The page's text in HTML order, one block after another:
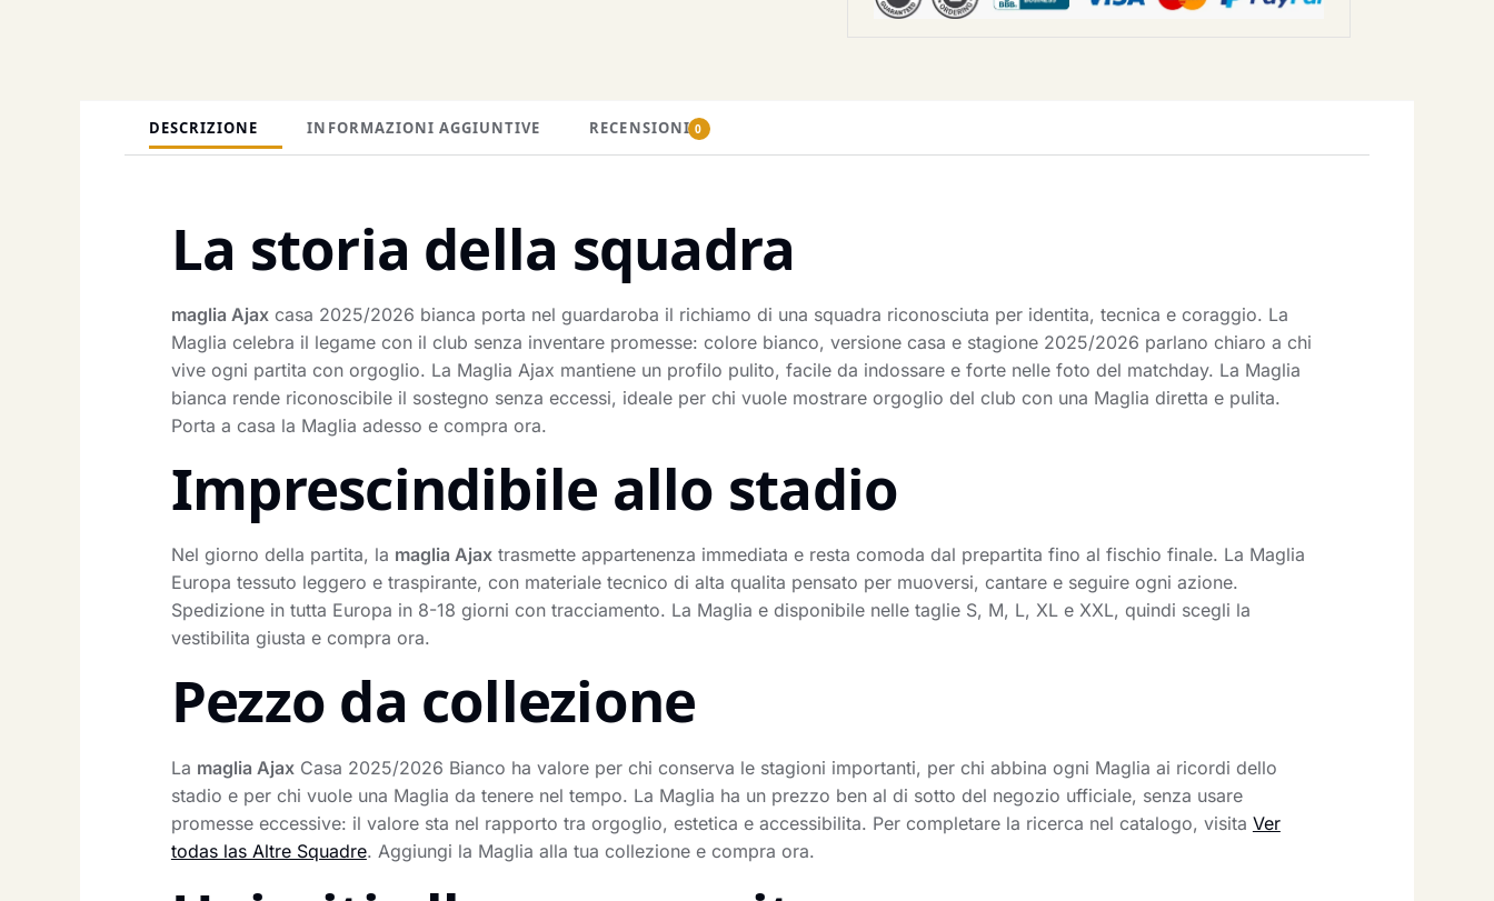
DESCRIZIONE INFORMAZIONI AGGIUNTIVE RECENSIONI 0
La storia della squadra
maglia Ajaxcasa 2025/2026 bianca porta nel guardaroba il richiamo di una squadra riconosciuta per identita, tecnica e coraggio. La
Maglia celebra il legame con il club senza inventare promesse: colore bianco, versione casa e stagione 2025/2026 parlano chiaro a chi
vive ogni partita con orgoglio. La Maglia Ajax mantiene un profilo pulito, facile da indossare e forte nelle foto del matchday. La Maglia
bianca rende riconoscibile il sostegno senza eccessi, ideale per chi vuole mostrare orgoglio del club con una Maglia diretta e pulita.
Porta a casa la Maglia adesso e compra ora.
Imprescindibile allo stadio
Nel giorno della partita, la maglia Ajaxtrasmette appartenenza immediata e resta comoda dal prepartita fino al fischio finale. La Maglia
Europa tessuto leggero e traspirante, con materiale tecnico di alta qualita pensato per muoversi, cantare e seguire ogni azione.
Spedizione in tutta Europa in 8-18 giorni con tracciamento. La Maglia e disponibile nelle taglie S, M, L, XL e XXL, quindi scegli la
vestibilita giusta e compra ora.
Pezzo da collezione
La maglia AjaxCasa 2025/2026 Bianco ha valore per chi conserva le stagioni importanti, per chi abbina ogni Maglia ai ricordi dello
stadio e per chi vuole una Maglia da tenere nel tempo. La Maglia ha un prezzo ben al di sotto del negozio ufficiale, senza usare
promesse eccessive: il valore sta nel rapporto tra orgoglio, estetica e accessibilita. Per completare la ricerca nel catalogo, visita Ver
todas las Altre Squadre. Aggiungi la Maglia alla tua collezione e compra ora.